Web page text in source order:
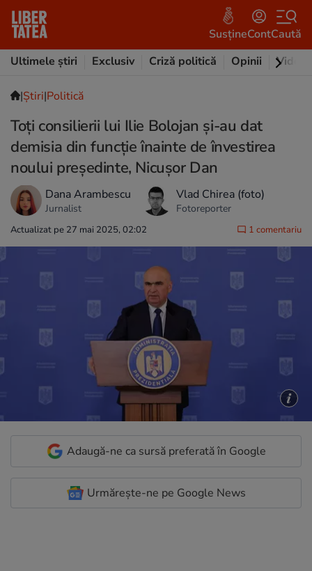
SusțineContCaută
Ultimele știri
Exclusiv Criză politică Opinii Video
|Ştiri|Politică
Toți consilierii lui Ilie Bolojan și-au dat
demisia din funcție înainte de învestirea
noului președinte, Nicușor Dan
Dana Arambescu
Jurnalist
Vlad Chirea (foto)
Fotoreporter
Actualizat pe 27 mai 2025, 02:02 1 comentariu
Adaugă-ne ca sursă preferată în Google
Urmărește-ne pe Google News